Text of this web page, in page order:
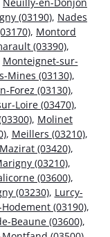
Neuilly-en-Donjon
(03190), Nades
, Montord
(03390),
Monteignet-sur-
Mines (03130),
Forez (03130),
Loire (03470),
, Molinet
, Meillers (03210),
Mazirat (03420),
(03210),
(03600),
(03230), Lurcy-
(03190),
Beaune (03600),